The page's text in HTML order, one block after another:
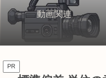
動画関連
PR